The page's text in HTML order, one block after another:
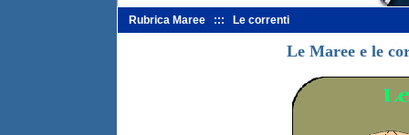
Rubrica Maree ::: Le correnti
Le Maree e le